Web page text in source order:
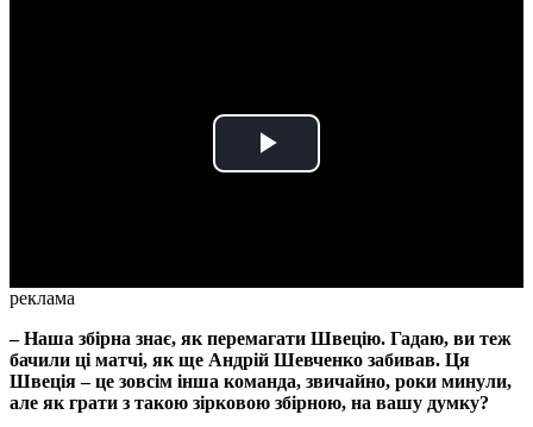
Play
реклама
– Наша збірна знає, як перемагати Швецію. Гадаю, ви теж
бачили ці матчі, як ще Андрій Шевченко забивав. Ця
Швеція – це зовсім інша команда, звичайно, роки минули,
але як грати з такою зірковою збірною, на вашу думку?